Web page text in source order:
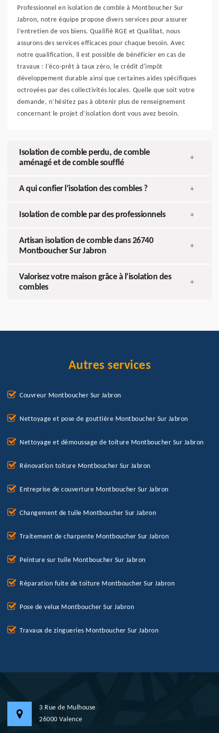
Professionnel en isolation de comble à Montboucher Sur
Jabron, notre équipe propose divers services pour assurer
l’entretien de vos biens. Qualifié RGE et Qualibat, nous
assurons des services efficaces pour chaque besoin. Avec
notre qualification, il est possible de bénéficier en cas de
travaux : l'éco-prêt à taux zéro, le crédit d'impôt
développement durable ainsi que certaines aides spécifiques
octroyées par des collectivités locales. Quelle que soit votre
demande, n’hésitez pas à obtenir plus de renseignement
concernant le projet d’isolation dont vous avez besoin.
Isolation de comble perdu, de comble
aménagé et de comble soufflé
+
A qui confier l’isolation des combles ? +
Isolation de comble par des professionnels +
Artisan isolation de comble dans 26740
Montboucher Sur Jabron
+
Valorisez votre maison grâce à l’isolation des
combles
+
Autres services
Couvreur Montboucher Sur Jabron
Nettoyage et pose de gouttière Montboucher Sur Jabron
Nettoyage et démoussage de toiture Montboucher Sur Jabron
Rénovation toiture Montboucher Sur Jabron
Entreprise de couverture Montboucher Sur Jabron
Changement de tuile Montboucher Sur Jabron
Traitement de charpente Montboucher Sur Jabron
Peinture sur tuile Montboucher Sur Jabron
Réparation fuite de toiture Montboucher Sur Jabron
Pose de velux Montboucher Sur Jabron
Travaux de zingueries Montboucher Sur Jabron
3 Rue de Mulhouse
26000 Valence